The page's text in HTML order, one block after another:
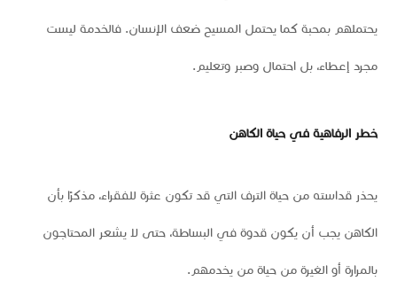
يحتملهم بمحبة كما يحتمل المسيح ضعف الإنسان. فالخدمة ليست
مجرد إعطاء، بل احتمال وصبر وتعليم.
خطر الرفاهية في حياة الكاهن
يحذر قداسته من حياة الترف التي قد تكون عثرة للفقراء، مذكرًا بأن
الكاهن يجب أن يكون قدوة في البساطة، حتى لا يشعر المحتاجون
بالمرارة أو الغيرة من حياة من يخدمهم.